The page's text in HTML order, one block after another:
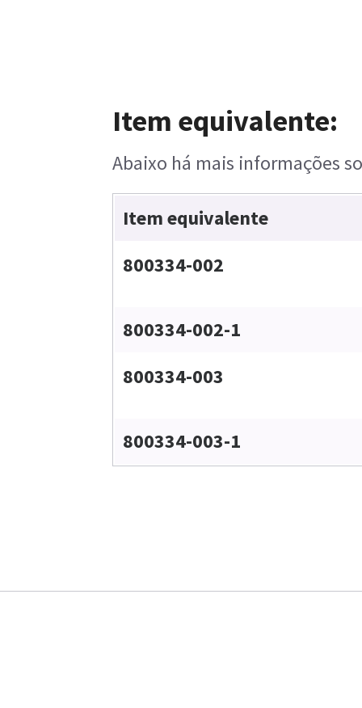
Item equivalente:
Abaixo há mais informações
Item equivalente
800334-002
800334-002-1
800334-003
800334-003-1